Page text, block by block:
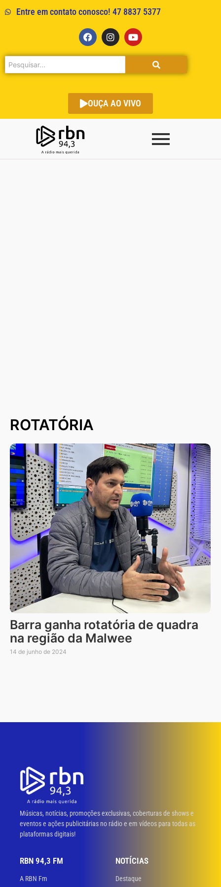
Entre em contato conosco! 47 8837 5377
OUÇA AO VIVO
ROTATÓRIA
Barra ganha rotatória de quadra
na região da Malwee
14 de junho de 2024
Músicas, notícias, promoções exclusivas, coberturas de shows e
eventos e ações publicitárias no rádio e em vídeos para todas as
plataformas digitais!
RBN 94,3 FM
A RBN Fm
NOTÍCIAS
Destaque